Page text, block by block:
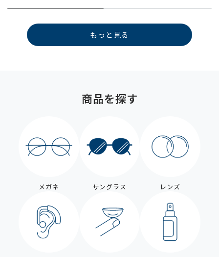
もっと見る
商品を探す
メガネ サングラス レンズ